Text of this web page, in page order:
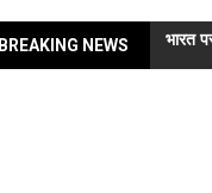
BREAKING NEWS भारत